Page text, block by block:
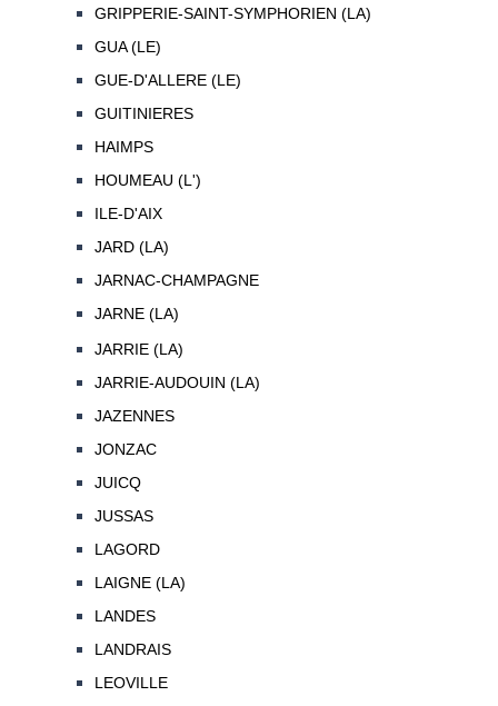
GRIPPERIE-SAINT-SYMPHORIEN (LA)
GUA (LE)
GUE-D'ALLERE (LE)
GUITINIERES
HAIMPS
HOUMEAU (L')
ILE-D'AIX
JARD (LA)
JARNAC-CHAMPAGNE
JARNE (LA)
JARRIE (LA)
JARRIE-AUDOUIN (LA)
JAZENNES
JONZAC
JUICQ
JUSSAS
LAGORD
LAIGNE (LA)
LANDES
LANDRAIS
LEOVILLE